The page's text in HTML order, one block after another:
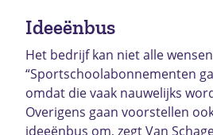
Ideeënbus
Het bedrijf kan niet alle
“Sportschoolabonnementen
omdat die vaak nauwelijks
Overigens gaan voorstellen
ideeënbus om, zegt Van